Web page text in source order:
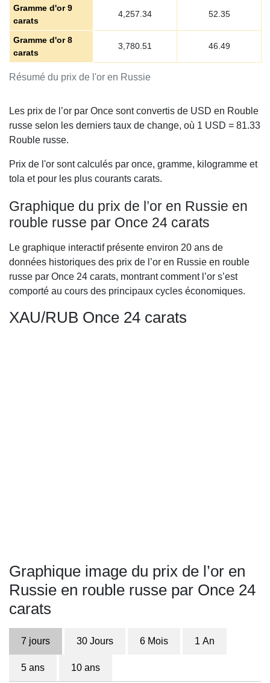
Résumé du prix de l'or en Russie
Gramme d'or 9
carats
4,257.34 52.35
Gramme d'or 8
carats
3,780.51 46.49
Les prix de l’or par Once sont convertis de USD en Rouble
russe selon les derniers taux de change, où 1 USD = 81.33
Rouble russe.
Prix de l'or sont calculés par once, gramme, kilogramme et
tola et pour les plus courants carats.
Graphique du prix de l’or en Russie en
rouble russe par Once 24 carats
Le graphique interactif présente environ 20 ans de
données historiques des prix de l’or en Russie en rouble
russe par Once 24 carats, montrant comment l’or s’est
comporté au cours des principaux cycles économiques.
XAU/RUB Once 24 carats
Graphique image du prix de l’or en
Russie en rouble russe par Once 24
carats
7 jours 30 Jours 6 Mois 1 An
5 ans 10 ans